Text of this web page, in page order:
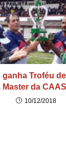
Troféu
Master da
10/12/2018